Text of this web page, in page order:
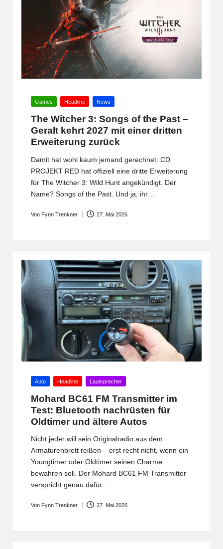
Posted
Games Headline News
The Witcher 3: Songs of the Past –
Geralt kehrt 2027 mit einer dritten
Erweiterung zurück
Damit hat wohl kaum jemand gerechnet: CD
PROJEKT RED hat offiziell eine dritte Erweiterung
für The Witcher 3: Wild Hunt angekündigt. Der
Name? Songs of the Past. Und ja, ihr…
Posted
Von Fynn Trenkner 27. Mai 2026
Posted
Auto Headline Lautsprecher
Mohard BC61 FM Transmitter im
Test: Bluetooth nachrüsten für
Oldtimer und ältere Autos
Nicht jeder will sein Originalradio aus dem
Armaturenbrett reißen – erst recht nicht, wenn ein
Youngtimer oder Oldtimer seinen Charme
bewahren soll. Der Mohard BC61 FM Transmitter
verspricht genau dafür…
Posted
Von Fynn Trenkner 27. Mai 2026